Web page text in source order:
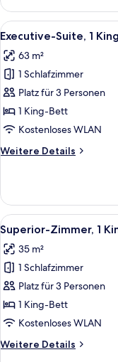
Zimmer,
1 King-
Bett
Alle
Fotos
für
Executive-
Suite,
1 King-
Bett
8
Executive-Suite, 1
63 m²
1 Schlafzimmer
Platz für 3 Personen
1 King-Bett
Kostenloses WLAN
Weitere Details
Weitere
Suite,
1 King-
Bett
Alle
Fotos
für
Superior-
Zimmer,
1 King-
Bett
5
Superior-Zimmer, 1
35 m²
1 Schlafzimmer
Platz für 3 Personen
1 King-Bett
Kostenloses WLAN
Weitere Details
Weitere